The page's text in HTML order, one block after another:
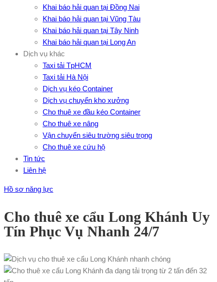
Khai báo hải quan tại Đồng Nai
Khai báo hải quan tại Vũng Tàu
Khai báo hải quan tại Tây Ninh
Khai báo hải quan tại Long An
Dịch vụ khác
Taxi tải TpHCM
Taxi tải Hà Nội
Dịch vụ kéo Container
Dịch vụ chuyển kho xưởng
Cho thuê xe đầu kéo Container
Cho thuê xe nâng
Vận chuyển siêu trường siêu trọng
Cho thuê xe cứu hộ
Tin tức
Liên hệ
Hồ sơ năng lực
Cho thuê xe cẩu Long Khánh Uy
Tín Phục Vụ Nhanh 24/7